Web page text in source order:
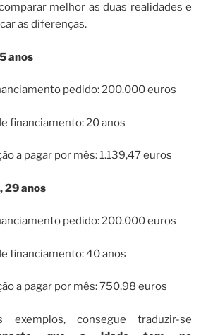
melhor as duas realidades e
as diferenças.
anos
pedido: 200.000 euros
financiamento: 20 anos
a pagar por mês: 1.139,47 euros
29 anos
pedido: 200.000 euros
financiamento: 40 anos
a pagar por mês: 750,98 euros
exemplos, consegue traduzir-se